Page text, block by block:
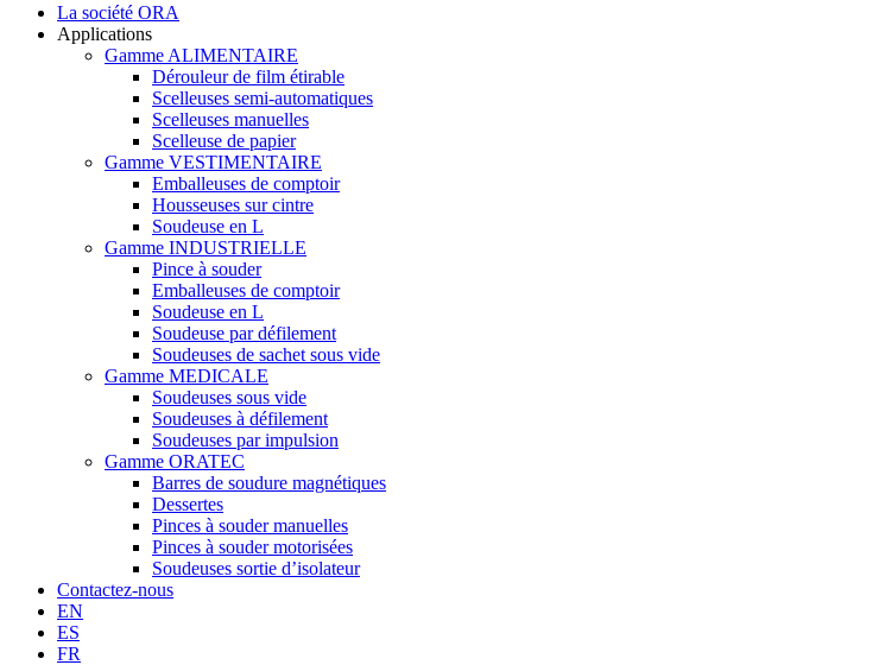
La société ORA
Applications
Gamme ALIMENTAIRE
Dérouleur de film étirable
Scelleuses semi-automatiques
Scelleuses manuelles
Scelleuse de papier
Gamme VESTIMENTAIRE
Emballeuses de comptoir
Housseuses sur cintre
Soudeuse en L
Gamme INDUSTRIELLE
Pince à souder
Emballeuses de comptoir
Soudeuse en L
Soudeuse par défilement
Soudeuses de sachet sous vide
Gamme MEDICALE
Soudeuses sous vide
Soudeuses à défilement
Soudeuses par impulsion
Gamme ORATEC
Barres de soudure magnétiques
Dessertes
Pinces à souder manuelles
Pinces à souder motorisées
Soudeuses sortie d’isolateur
Contactez-nous
EN
ES
FR